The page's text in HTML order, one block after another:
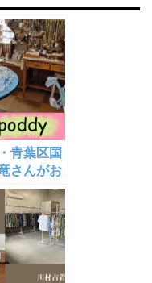
青葉区国
さんがお
pou pou
個性派で
貨・アク
宝箱【の
】